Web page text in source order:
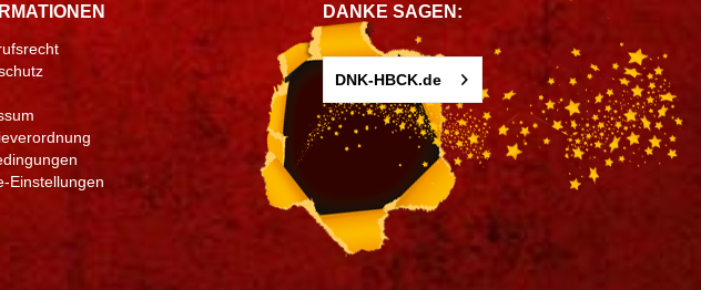
Einstellungen
DANKE SAGEN:
DNK-HBCK.de